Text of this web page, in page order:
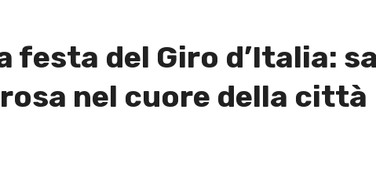
festa del Giro d’Italia:
nel cuore della città